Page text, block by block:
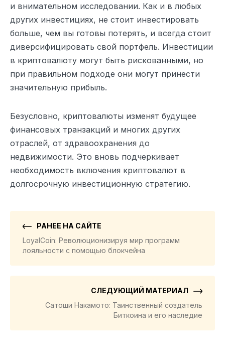
и внимательном исследовании. Как и в любых
других инвестициях, не стоит инвестировать
больше, чем вы готовы потерять, и всегда стоит
диверсифицировать свой портфель. Инвестиции
в криптовалюту могут быть рискованными, но
при правильном подходе они могут принести
значительную прибыль.
Безусловно, криптовалюты изменят будущее
финансовых транзакций и многих других
отраслей, от здравоохранения до
недвижимости. Это вновь подчеркивает
необходимость включения криптовалют в
долгосрочную инвестиционную стратегию.
РАНЕЕ НА САЙТЕ
LoyalCoin: Революционизируя мир программ
лояльности с помощью блокчейна
СЛЕДУЮЩИЙ МАТЕРИАЛ
Сатоши Накамото: Таинственный создатель
Биткоина и его наследие